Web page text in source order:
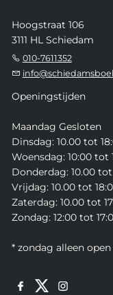
Hoogstraat 106
3111 HL Schiedam
010-7611352
Openingstijden
Maandag Gesloten
Dinsdag: 10.00 tot
Woensdag: 10:00 tot
Donderdag: 10.00 tot
Vrijdag: 10.00 tot
Zaterdag: 10.00 tot
Zondag: 12:00 tot
* zondag alleen